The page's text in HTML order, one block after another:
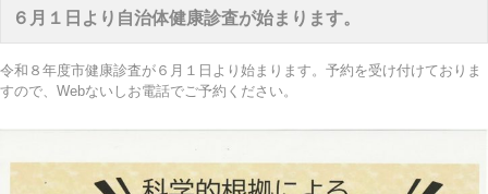
６月１日より自治体健康診査が始まります。
令和８年度市健康診査が６月１日より始まります。予約を受け付けておりま
すので、Webないしお電話でご予約ください。